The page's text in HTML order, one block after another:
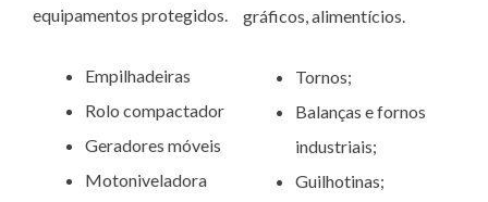
equipamentos protegidos.
Empilhadeiras
Rolo compactador
Geradores móveis
Motoniveladora
gráficos, alimentícios.
Tornos;
Balanças e fornos
industriais;
Guilhotinas;